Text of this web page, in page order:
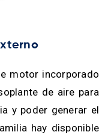
motor incorporado
de aire para
y poder generar el
hay disponible